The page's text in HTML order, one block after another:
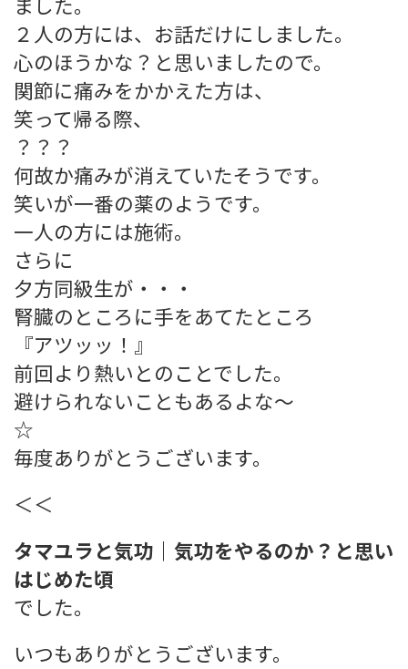
２人の方には、お話だけにしました。
心のほうかな？と思いましたので。
関節に痛みをかかえた方は、
笑って帰る際、
？？？
何故か痛みが消えていたそうです。
笑いが一番の薬のようです。
一人の方には施術。
さらに
夕方同級生が・・・
腎臓のところに手をあてたところ
『アツッッ！』
前回より熱いとのことでした。
避けられないこともあるよな～
☆
毎度ありがとうございます。
＜＜
タマユラと気功｜気功をやるのか？と思い
はじめた頃
でした。
いつもありがとうございます。